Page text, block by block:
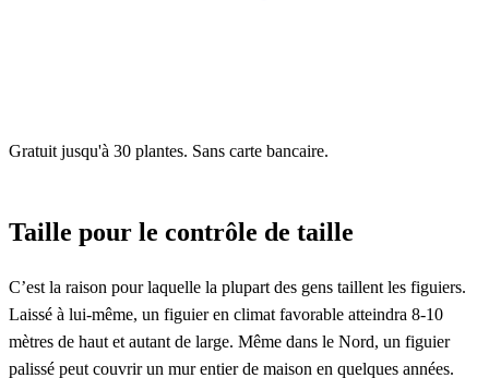
Gratuit jusqu'à 30 plantes. Sans carte bancaire.
Taille pour le contrôle de taille
C’est la raison pour laquelle la plupart des gens taillent les figuiers.
Laissé à lui-même, un figuier en climat favorable atteindra 8-10
mètres de haut et autant de large. Même dans le Nord, un figuier
palissé peut couvrir un mur entier de maison en quelques années.